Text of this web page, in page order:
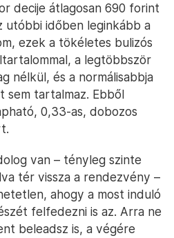
decije átlagosan 690 forint
utóbbi időben leginkább a
ezek a tökéletes bulizós
a legtöbbször
nélkül, és a normálisabbja
sem tartalmaz. Ebből
0,33-as, dobozos
van – tényleg szinte
tér vissza a rendezvény –
ahogy a most induló
felfedezni is az. Arra ne
beleadsz is, a végére